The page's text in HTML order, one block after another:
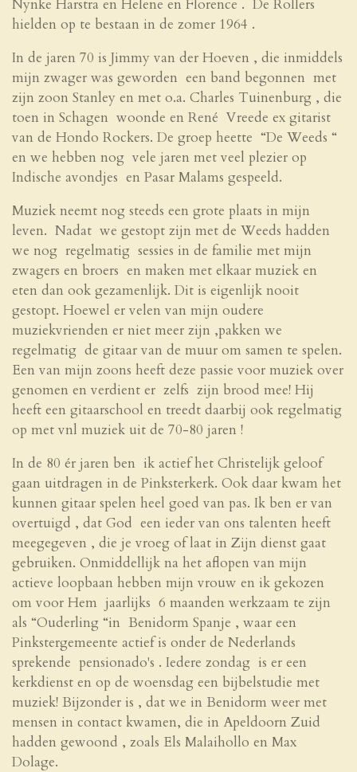
Nynke Harstra en Helene en Florence . De Rollers
hielden op te bestaan in de zomer 1964 .
In de jaren 70 is Jimmy van der Hoeven , die inmiddels
mijn zwager was geworden een band begonnen met
zijn zoon Stanley en met o.a. Charles Tuinenburg , die
toen in Schagen woonde en René Vreede ex gitarist
van de Hondo Rockers. De groep heette “De Weeds “
en we hebben nog vele jaren met veel plezier op
Indische avondjes en Pasar Malams gespeeld.
Muziek neemt nog steeds een grote plaats in mijn
leven. Nadat we gestopt zijn met de Weeds hadden
we nog regelmatig sessies in de familie met mijn
zwagers en broers en maken met elkaar muziek en
eten dan ook gezamenlijk. Dit is eigenlijk nooit
gestopt. Hoewel er velen van mijn oudere
muziekvrienden er niet meer zijn ,pakken we
regelmatig de gitaar van de muur om samen te spelen.
Een van mijn zoons heeft deze passie voor muziek over
genomen en verdient er zelfs zijn brood mee! Hij
heeft een gitaarschool en treedt daarbij ook regelmatig
op met vnl muziek uit de 70-80 jaren !
In de 80 ér jaren ben ik actief het Christelijk geloof
gaan uitdragen in de Pinksterkerk. Ook daar kwam het
kunnen gitaar spelen heel goed van pas. Ik ben er van
overtuigd , dat God een ieder van ons talenten heeft
meegegeven , die je vroeg of laat in Zijn dienst gaat
gebruiken. Onmiddellijk na het aflopen van mijn
actieve loopbaan hebben mijn vrouw en ik gekozen
om voor Hem jaarlijks 6 maanden werkzaam te zijn
als “Ouderling “in Benidorm Spanje , waar een
Pinkstergemeente actief is onder de Nederlands
sprekende pensionado's . Iedere zondag is er een
kerkdienst en op de woensdag een bijbelstudie met
muziek! Bijzonder is , dat we in Benidorm weer met
mensen in contact kwamen, die in Apeldoorn Zuid
hadden gewoond , zoals Els Malaihollo en Max
Dolage.